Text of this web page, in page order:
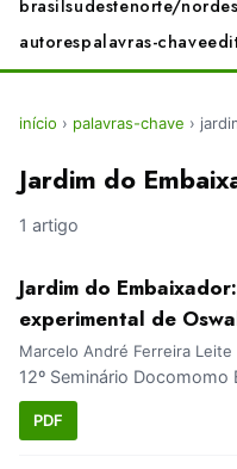
brasilsudestenorte/
autorespalavras-chave
início › palavras-chave ›
Jardim do
1 artigo
Jardim do
experimental de
Marcelo André Ferreira Leite
12º Seminário Docomomo
PDF